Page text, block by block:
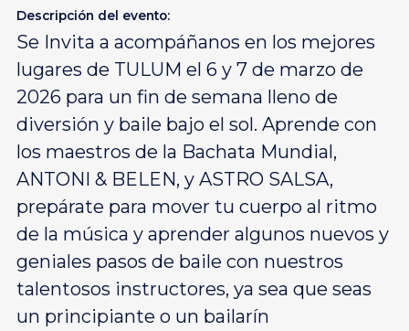
Descripción del evento:
Se Invita a acompáñanos en los mejores
lugares de TULUM el 6 y 7 de marzo de
2026 para un fin de semana lleno de
diversión y baile bajo el sol. Aprende con
los maestros de la Bachata Mundial,
ANTONI & BELEN, y ASTRO SALSA,
prepárate para mover tu cuerpo al ritmo
de la música y aprender algunos nuevos y
geniales pasos de baile con nuestros
talentosos instructores, ya sea que seas
un principiante o un bailarín